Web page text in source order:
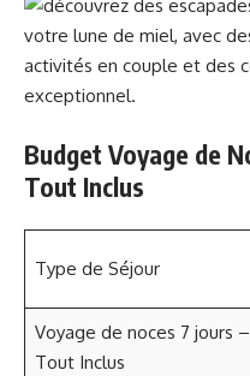
Budget Voyage de
Tout Inclus
Type de Séjour
Voyage de noces 7 jours –
Tout Inclus